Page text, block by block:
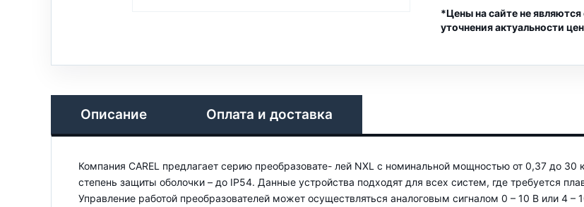
*Цены на сайте не
уточнения актуальности
Описание Оплата и доставка
Компания CAREL предлагает серию преобразовате- лей NXL с номинальной мощностью от 0,37 до
степень защиты оболочки – до IP54. Данные устройства подходят для всех систем, где требуется
Управление работой преобразователей может осуществляться аналоговым сигналом 0 – 10 В или 4 –